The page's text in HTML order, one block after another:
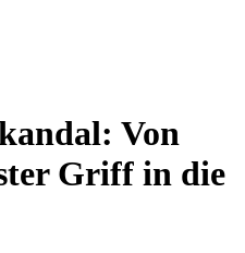
Von
Griff in die